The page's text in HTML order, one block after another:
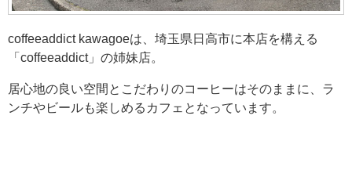
coffeeaddict kawagoeは、埼玉県日高市に本店を構える
「coffeeaddict」の姉妹店。
居心地の良い空間とこだわりのコーヒーはそのままに、ラ
ンチやビールも楽しめるカフェとなっています。